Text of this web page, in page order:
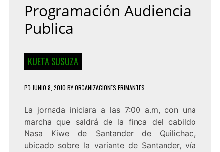
Programación Audiencia
Publica
KUETA SUSUZA
PD JUNIO 8, 2010 BYORGANIZACIONES FRIMANTES
La jornada iniciara a las 7:00 a.m, con una
marcha que saldrá de la finca del cabildo
Nasa Kiwe de Santander de Quilichao,
ubicado sobre la variante de Santander, vía